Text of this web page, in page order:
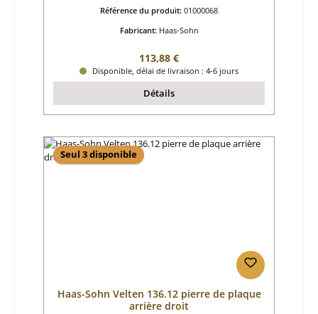
Référence du produit: 01000068
Fabricant: Haas-Sohn
Prix régulier :
113,88 €
Disponible, délai de livraison : 4-6 jours
Détails
Seul 3 disponible
Haas-Sohn Velten 136.12 pierre de plaque
arrière droit